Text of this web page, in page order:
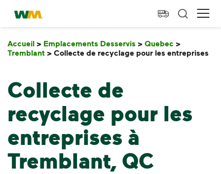
skip to main content
skip to footer
Waste Management Résidence
Accueil > Emplacements Desservis > Quebec >
Tremblant > Collecte de recyclage pour les entreprises
Collecte de
recyclage pour les
entreprises à
Tremblant, QC